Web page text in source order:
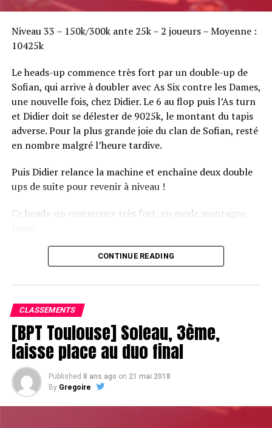
Niveau 33 – 150k/300k ante 25k – 2 joueurs – Moyenne :
10425k
Le heads-up commence très fort par un double-up de
Sofian, qui arrive à doubler avec As Six contre les Dames,
une nouvelle fois, chez Didier. Le 6 au flop puis l’As turn
et Didier doit se délester de 9025k, le montant du tapis
adverse. Pour la plus grande joie du clan de Sofian, resté
en nombre malgré l’heure tardive.
Puis Didier relance la machine et enchaîne deux double
ups de suite pour revenir à niveau !
Ce heads-up commence très fort, en mode montagne
Le champagne va réchauffer si les deux finalistes ne se décident pas !
CONTINUE READING
CLASSEMENTS
[BPT Toulouse] Soleau, 3ème,
laisse place au duo final
Published 8 ans ago on 21 mai 2018
By Gregoire